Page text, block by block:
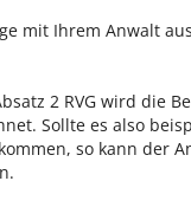
mit Ihrem Anwalt
2 RVG wird die
Sollte es also
so kann der